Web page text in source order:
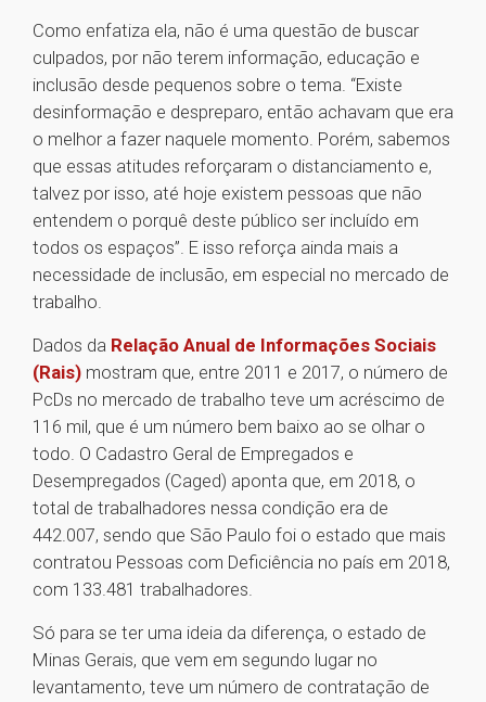
Como enfatiza ela, não é uma questão de buscar
culpados, por não terem informação, educação e
inclusão desde pequenos sobre o tema. “Existe
desinformação e despreparo, então achavam que era
o melhor a fazer naquele momento. Porém, sabemos
que essas atitudes reforçaram o distanciamento e,
talvez por isso, até hoje existem pessoas que não
entendem o porquê deste público ser incluído em
todos os espaços”. E isso reforça ainda mais a
necessidade de inclusão, em especial no mercado de
trabalho.
Dados da Relação Anual de Informações Sociais
(Rais) mostram que, entre 2011 e 2017, o número de
PcDs no mercado de trabalho teve um acréscimo de
116 mil, que é um número bem baixo ao se olhar o
todo. O Cadastro Geral de Empregados e
Desempregados (Caged) aponta que, em 2018, o
total de trabalhadores nessa condição era de
442.007, sendo que São Paulo foi o estado que mais
contratou Pessoas com Deficiência no país em 2018,
com 133.481 trabalhadores.
Só para se ter uma ideia da diferença, o estado de
Minas Gerais, que vem em segundo lugar no
levantamento, teve um número de contratação de